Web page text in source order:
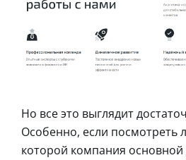
Но все это выглядит
Особенно, если посмотреть
которой компания основной